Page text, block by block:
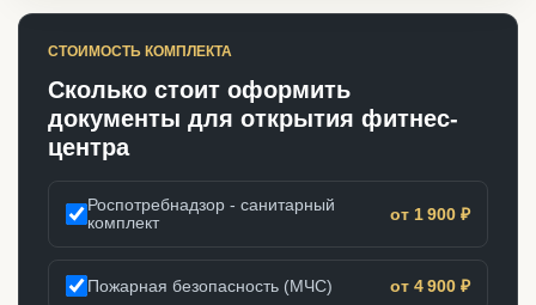
СТОИМОСТЬ КОМПЛЕКТА
Сколько стоит оформить
документы для открытия фитнес-
центра
Роспотребнадзор - санитарный
комплект
от 1 900 ₽
Пожарная безопасность (МЧС) от 4 900 ₽